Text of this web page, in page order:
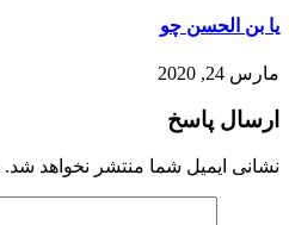
یا بن الحسن چو
مارس 24, 2020
ارسال پاسخ
نشانی ایمیل شما منتشر نخواهد شد.